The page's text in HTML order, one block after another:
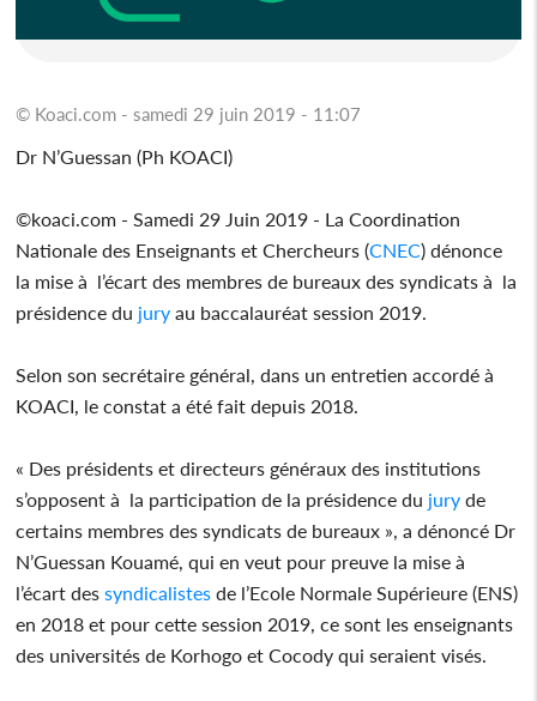
© Koaci.com - samedi 29 juin 2019 - 11:07
Dr N’Guessan (Ph KOACI)
©koaci.com - Samedi 29 Juin 2019 - La Coordination
Nationale des Enseignants et Chercheurs (CNEC) dénonce
la mise à l’écart des membres de bureaux des syndicats à la
présidence du jury au baccalauréat session 2019.
Selon son secrétaire général, dans un entretien accordé à
KOACI, le constat a été fait depuis 2018.
« Des présidents et directeurs généraux des institutions
s’opposent à la participation de la présidence du jury de
certains membres des syndicats de bureaux », a dénoncé Dr
N’Guessan Kouamé, qui en veut pour preuve la mise à
l’écart dessyndicalistes de l’Ecole Normale Supérieure (ENS)
en 2018 et pour cette session 2019, ce sont les enseignants
des universités de Korhogo et Cocody qui seraient visés.